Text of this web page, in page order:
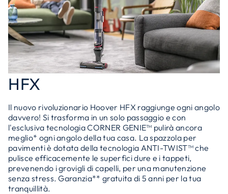
HFX
Il nuovo rivoluzionario Hoover HFX raggiunge ogni angolo
davvero! Si trasforma in un solo passaggio e con
l'esclusiva tecnologia CORNER GENIE™ pulirà ancora
meglio* ogni angolo della tua casa. La spazzola per
pavimenti è dotata della tecnologia ANTI-TWIST™ che
pulisce efficacemente le superfici dure e i tappeti,
prevenendo i grovigli di capelli, per una manutenzione
senza stress. Garanzia** gratuita di 5 anni per la tua
tranquillità.